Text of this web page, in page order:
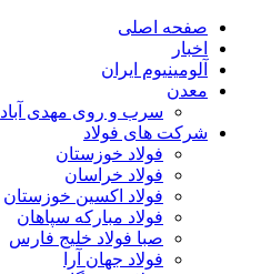
صفحه اصلی
اخبار
آلومینیوم ایران
معدن
سرب و روی مهدی آباد
شرکت های فولاد
فولاد خوزستان
فولاد خراسان
فولاد اکسین خوزستان
فولاد مبارکه سپاهان
صبا فولاد خلیج فارس
فولاد جهان آرا